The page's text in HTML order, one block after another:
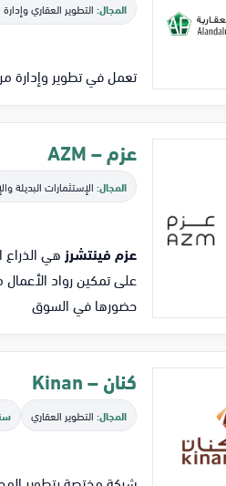
المجال:التطوير العقاري
تعمل في تطوير وإدارة
عزم – AZM
المجال:الإستثمارات البديلة
عزم فينتشرز
على تمكين رواد
حضورها في السوق
كنان – Kinan
المجال:التطوير العقاري